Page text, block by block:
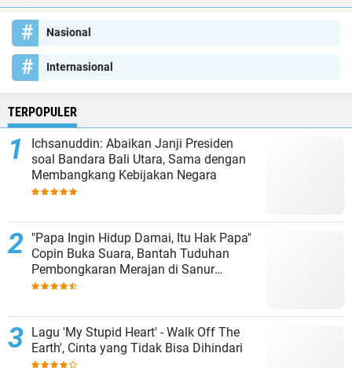
Nasional
Internasional
TERPOPULER
Ichsanuddin: Abaikan Janji Presiden
soal Bandara Bali Utara, Sama dengan
Membangkang Kebijakan Negara
"Papa Ingin Hidup Damai, Itu Hak Papa"
Copin Buka Suara, Bantah Tuduhan
Pembongkaran Merajan di Sanur
Sepihak
Lagu 'My Stupid Heart' - Walk Off The
Earth', Cinta yang Tidak Bisa Dihindari